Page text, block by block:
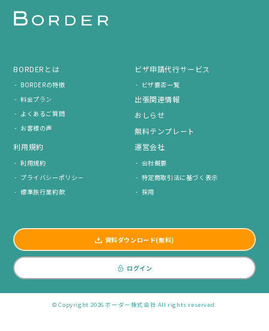
BORDERとは
BORDERの特徴
料金プラン
よくあるご質問
お客様の声
ビザ申請代行サービス
ビザ要否一覧
出張関連情報
おしらせ
無料テンプレート
利用規約
利用規約
プライバシーポリシー
標準旅行業約款
運営会社
会社概要
特定商取引法に基づく表示
採用
資料ダウンロード(無料)
ログイン
© Copyright 2026 ボーダー株式会社 All rights reserved.